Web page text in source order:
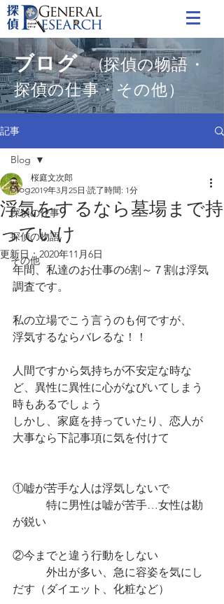
ブログ(探偵の物語・
探偵の仕事・その他）
記事
Blog
探偵の仕事
探偵の物語
その他
Blog
浮気をするなら墓場まで持
っていけ
桜庭文次郎
2019年3月25日 読了時間: 1分
更新日：2020年11月6日
年間、私達のお仕事の6割～７割は浮気
調査です。
私の立場でこう言うのも何ですが、
浮気するならバレるな！！
人間ですから気持ちが不安定な時な
ど、異性に異性に心がなびいてしまう
時もあるでしょう
しかし、家庭を持っていたり、恋人が
大事なら下記事項に気を付けて
①嘘が苦手な人は浮気しないで
特に男性は嘘が苦手…女性は勘
が鋭い
②今までと違う行動をしない
外出が多い、急に容姿を気にし
だす（ダイエット、化粧など）